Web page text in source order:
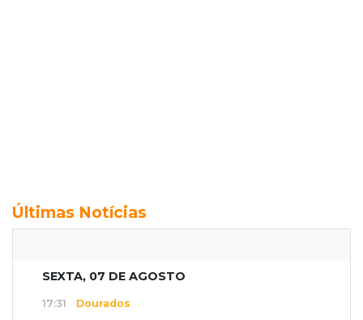
Últimas Notícias
SEXTA, 07 DE AGOSTO
17:31 Dourados